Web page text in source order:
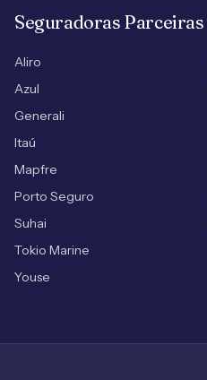
Seguradoras Parceiras
Aliro
Azul
Generali
Itaú
Mapfre
Porto Seguro
Suhai
Tokio Marine
Youse